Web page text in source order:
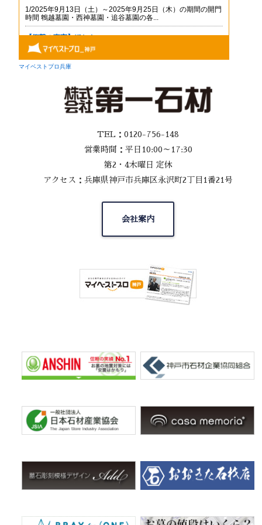
TEL：0120-756-148
営業時間：平日10:00～17:30
第2・4木曜日 定休
アクセス：兵庫県神戸市兵庫区永沢町2丁目1番21号
会社案内